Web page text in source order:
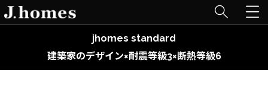
jhomes standard
建築家のデザイン×耐震等級3×断熱等級6